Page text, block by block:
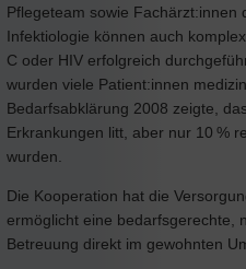
Pflegeteam sowie Fachärzt:innen
Infektiologie können auch
C oder HIV erfolgreich
wurden viele Patient:innen
Bedarfsabklärung 2008 zeigte,
Erkrankungen litt, aber nur 10 %
wurden.
Die Kooperation hat die
ermöglicht eine bedarfsgerechte,
Betreuung direkt im gewohnten